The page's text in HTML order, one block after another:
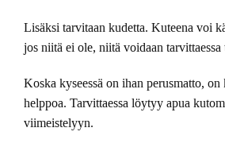
Lisäksi tarvitaan kudetta. Kuteena voi
jos niitä ei ole, niitä voidaan tarvittaessa
Koska kyseessä on ihan perusmatto,
helppoa. Tarvittaessa löytyy apua
viimeistelyyn.